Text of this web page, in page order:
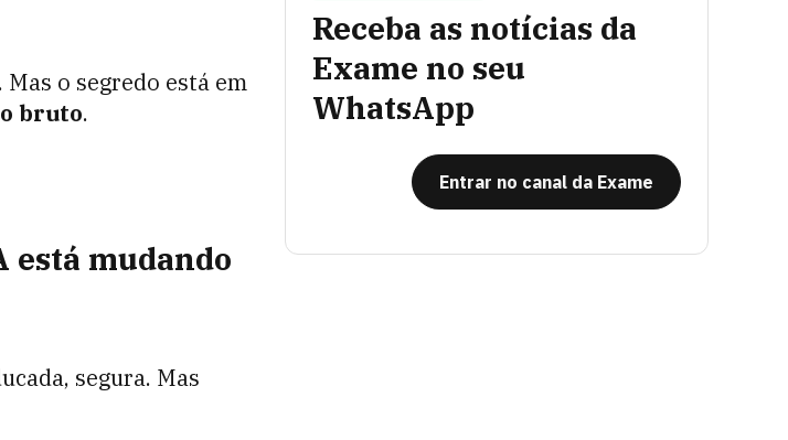
o segredo está em
bruto.
está mudando
segura. Mas
Receba as notícias da
Exame no seu
WhatsApp
Entrar no canal da Exame